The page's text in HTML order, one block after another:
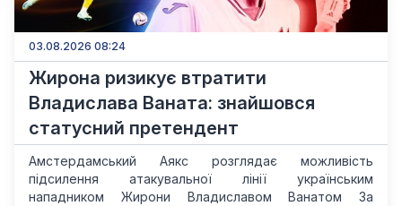
03.08.2026 08:24
Жирона ризикує втратити
Владислава Ваната: знайшовся
статусний претендент
Амстердамський Аякс розглядає можливість
підсилення атакувальної лінії українським
нападником Жирони Владиславом Ванатом За